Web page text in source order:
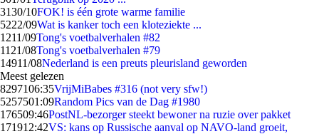
3130/10FOK! is één grote warme familie
5222/09Wat is kanker toch een kloteziekte ...
1211/09Tong's voetbalverhalen #82
11 21/08Tong's voetbalverhalen #79
14911/08Nederland is een preuts pleurisland geworden
Meest gelezen
8297106:35VrijMiBabes #316 (not very sfw!)
5257501:09Random Pics van de Dag #1980
176509:46PostNL-bezorger steekt bewoner na ruzie over pakket
171912:42VS: kans op Russische aanval op NAVO-land groeit,